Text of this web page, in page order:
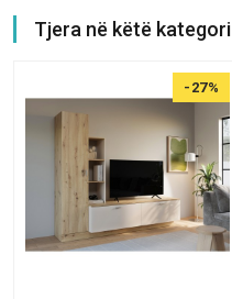
Tjera në këtë kategori
-27%